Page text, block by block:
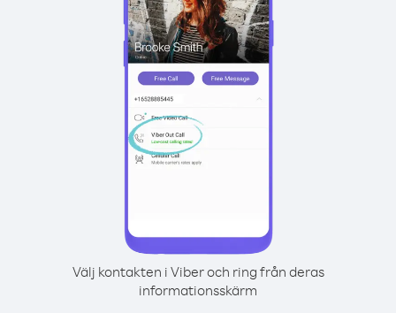
Välj kontakten i Viber och ring från deras
informationsskärm